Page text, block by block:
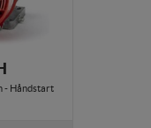
- Håndstart